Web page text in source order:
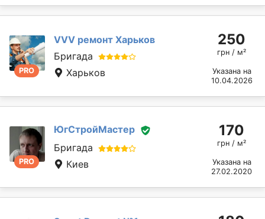
PRO
VVV ремонт Харьков
Бригада
Харьков
250
грн / м²
Указана на
10.04.2026
PRO
ЮгСтройМастер
Бригада
Киев
170
грн / м²
Указана на
27.02.2020